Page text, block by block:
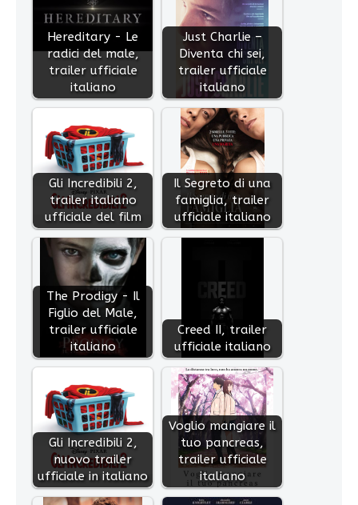
Hereditary - Le
radici del male,
trailer ufficiale
italiano
Just Charlie –
Diventa chi sei,
trailer ufficiale
italiano
Gli Incredibili 2,
trailer italiano
ufficiale del film
Il Segreto di una
famiglia, trailer
ufficiale italiano
The Prodigy - Il
Figlio del Male,
trailer ufficiale
italiano
Creed II, trailer
ufficiale italiano
Gli Incredibili 2,
nuovo trailer
ufficiale in italiano
Voglio mangiare il
tuo pancreas,
trailer ufficiale
italiano